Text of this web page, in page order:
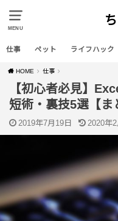
MENU
仕事 ペット ライフハック
HOME 仕事
【初心者必見】
短術・裏技5選【ま
2019年7月19日 2020年2